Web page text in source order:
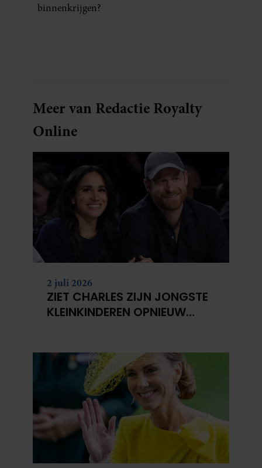
binnenkrijgen?
Meer van Redactie Royalty
Online
2 juli 2026
ZIET CHARLES ZIJN JONGSTE
KLEINKINDEREN OPNIEUW